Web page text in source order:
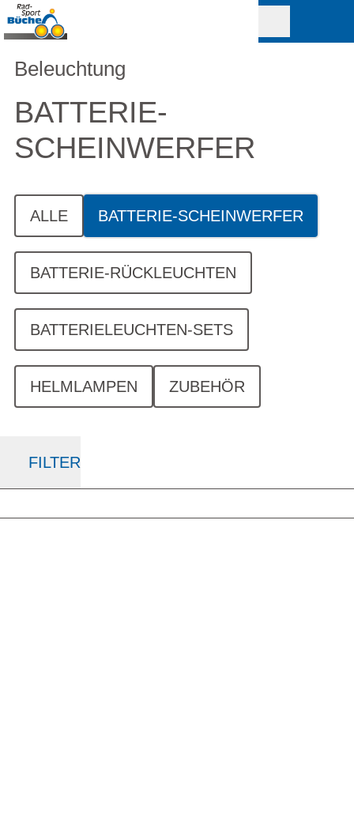
Beleuchtung
BATTERIE-
SCHEINWERFER
ALLE BATTERIE-SCHEINWERFER
BATTERIE-RÜCKLEUCHTEN
BATTERIELEUCHTEN-SETS
HELMLAMPEN ZUBEHÖR
FILTER